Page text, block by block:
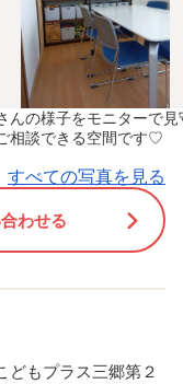
玉県三郷市早稲田2-
ンドベール早稲田ⅡA店
TEL：050-1793-5640
んの様子をモニターで
相談できる空間です♡
すべての写真を見る
わせる
どもプラス三郷第２